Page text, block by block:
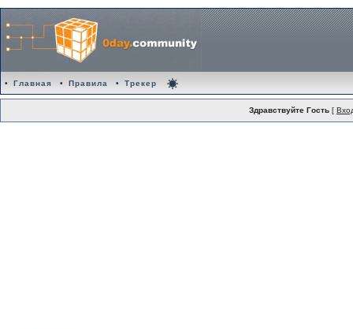
• Главная • Правила • Трекер
Здравствуйте Гость [